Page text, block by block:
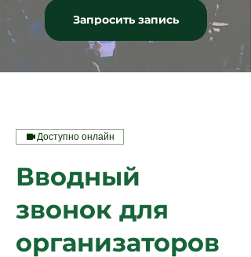
Запросить запись
Доступно онлайн
Вводный
звонок для
организаторов